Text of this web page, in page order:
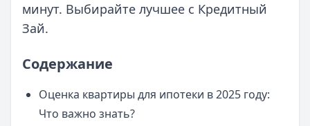
минут. Выбирайте лучшее с Кредитный
Зай.
Содержание
Оценка квартиры для ипотеки в 2025 году:
Что важно знать?